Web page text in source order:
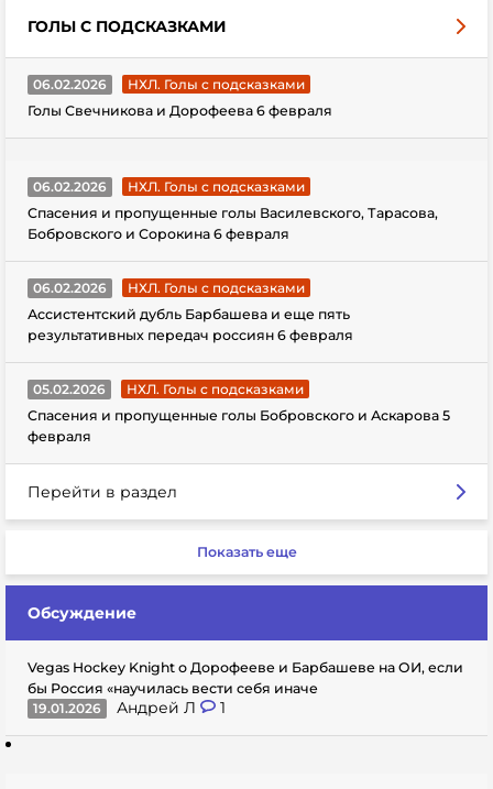
ГОЛЫ С ПОДСКАЗКАМИ
06.02.2026
НХЛ. Голы с подсказками
Голы Свечникова и Дорофеева 6 февраля
06.02.2026
НХЛ. Голы с подсказками
Спасения и пропущенные голы Василевского, Тарасова,
Бобровского и Сорокина 6 февраля
06.02.2026
НХЛ. Голы с подсказками
Ассистентский дубль Барбашева и еще пять
результативных передач россиян 6 февраля
05.02.2026
НХЛ. Голы с подсказками
Спасения и пропущенные голы Бобровского и Аскарова 5
февраля
Перейти в раздел
Показать еще
Обсуждение
Vegas Hockey Knight о Дорофееве и Барбашеве на ОИ, если
бы Россия «научилась вести себя иначе
19.01.2026
Андрей Л 1